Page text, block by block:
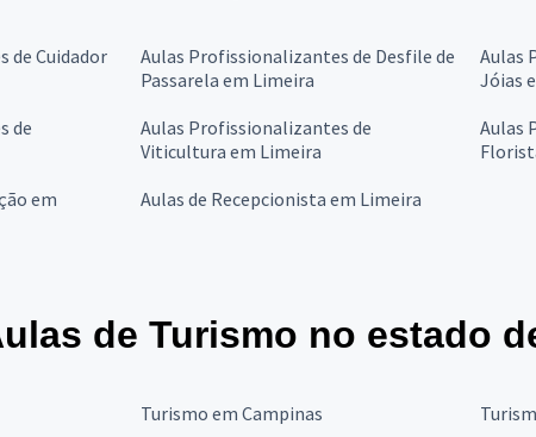
de Cuidador
Aulas Profissionalizantes de Desfile de
Passarela em Limeira
Aulas
Jóias
de
Aulas Profissionalizantes de
Viticultura em Limeira
Aulas
em
Aulas de Recepcionista em Limeira
de Turismo no estado
Turismo em Campinas